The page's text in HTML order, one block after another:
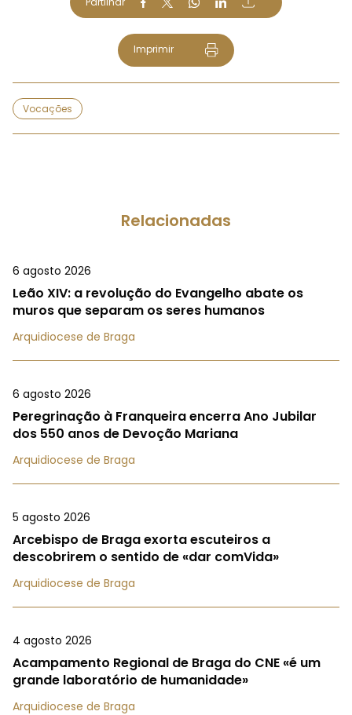
Imprimir
Vocações
Relacionadas
6 agosto 2026
Leão XIV: a revolução do Evangelho abate os
muros que separam os seres humanos
Arquidiocese de Braga
6 agosto 2026
Peregrinação à Franqueira encerra Ano Jubilar
dos 550 anos de Devoção Mariana
Arquidiocese de Braga
5 agosto 2026
Arcebispo de Braga exorta escuteiros a
descobrirem o sentido de «dar comVida»
Arquidiocese de Braga
4 agosto 2026
Acampamento Regional de Braga do CNE «é um
grande laboratório de humanidade»
Arquidiocese de Braga